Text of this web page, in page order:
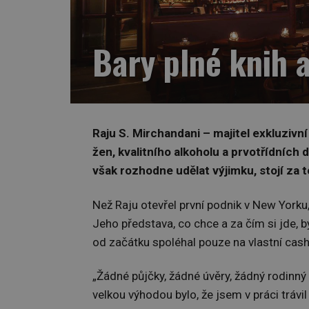
Bary plné knih
Raju S. Mirchandani – majitel
žen, kvalitního alkoholu a prvotřídních
však rozhodne udělat výjimku, stojí za
Než Raju otevřel první podnik v New
Jeho představa, co chce a za čím si jde,
od začátku spoléhal pouze na vlastní
„Žádné půjčky, žádné úvěry, žádný
velkou výhodou bylo, že jsem v práci